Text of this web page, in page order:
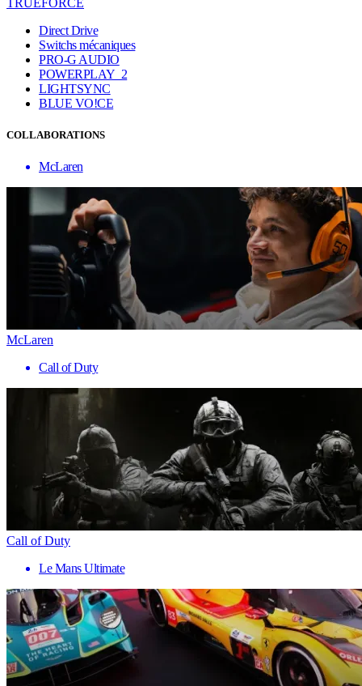
Direct Drive
Switchs mécaniques
PRO-G AUDIO
POWERPLAY 2
LIGHTSYNC
BLUE VO!CE
COLLABORATIONS
McLaren
McLaren
Call of Duty
Call of Duty
Le Mans Ultimate